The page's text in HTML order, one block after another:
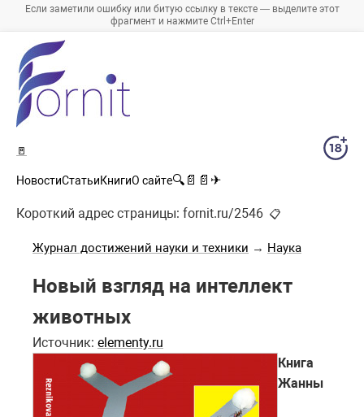
Если заметили ошибку или битую ссылку в тексте — выделите этот
фрагмент и нажмите Ctrl+Enter
🚪
НовостиСтатьиКнигиО сайте🔍 📄 📄 ✈
Короткий адрес страницы: fornit.ru/2546 📋
Журнал достижений науки и техники → Наука
Новый взгляд на интеллект
животных
Источник: elementy.ru
Книга
Жанны